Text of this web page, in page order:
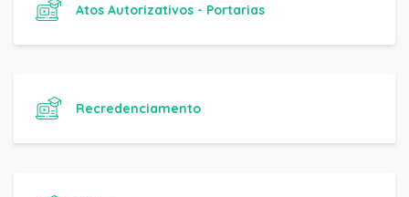
Atos Autorizativos - Portarias
Recredenciamento